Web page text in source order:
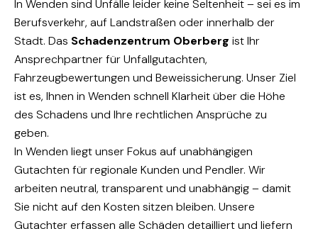
In Wenden sind Unfälle leider keine Seltenheit – sei es im
Berufsverkehr, auf Landstraßen oder innerhalb der
Stadt. Das Schadenzentrum Oberberg ist Ihr
Ansprechpartner für Unfallgutachten,
Fahrzeugbewertungen und Beweissicherung. Unser Ziel
ist es, Ihnen in Wenden schnell Klarheit über die Höhe
des Schadens und Ihre rechtlichen Ansprüche zu
geben.
In Wenden liegt unser Fokus auf unabhängigen
Gutachten für regionale Kunden und Pendler. Wir
arbeiten neutral, transparent und unabhängig – damit
Sie nicht auf den Kosten sitzen bleiben. Unsere
Gutachter erfassen alle Schäden detailliert und liefern